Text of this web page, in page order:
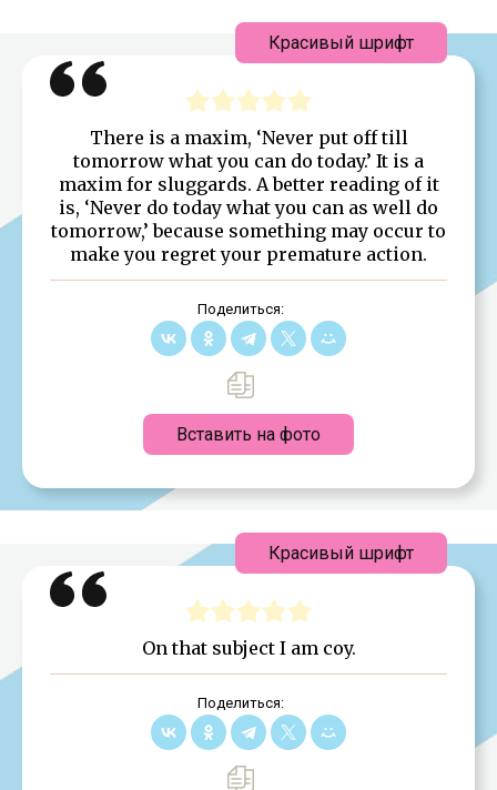
There is a maxim, ‘Never put off till
tomorrow what you can do today.’ It is a
maxim for sluggards. A better reading of it
is, ‘Never do today what you can as well do
tomorrow,’ because something may occur to
make you regret your premature action.
Поделиться:
Вставить на фото
Красивый шрифт
On that subject I am coy.
Поделиться:
Красивый шрифт